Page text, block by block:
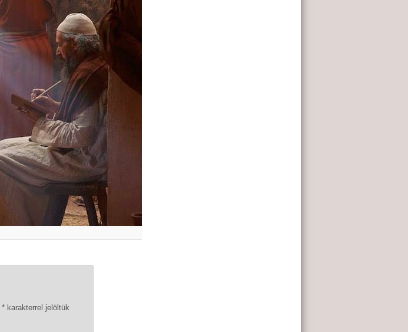
*karakterrel jelöltük